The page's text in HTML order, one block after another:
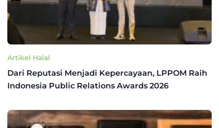
Artikel Halal
Dari Reputasi Menjadi Kepercayaan, LPPOM Raih
Indonesia Public Relations Awards 2026